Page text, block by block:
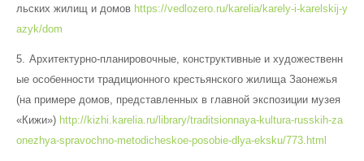
льских жилищ и домов https://vedlozero.ru/karelia/karely-i-karelskij-y
azyk/dom
Архитектурно-планировочные, конструктивные и художественн
ые особенности традиционного крестьянского жилища Заонежья
(на примере домов, представленных в главной экспозиции музея
«Кижи») http://kizhi.karelia.ru/library/traditsionnaya-kultura-russkih-za
onezhya-spravochno-metodicheskoe-posobie-dlya-eksku/773.html